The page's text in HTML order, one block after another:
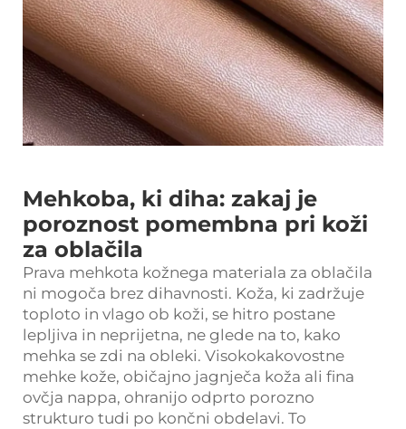
Mehkoba, ki diha: zakaj je
poroznost pomembna pri koži
za oblačila
Prava mehkota kožnega materiala za oblačila
ni mogoča brez dihavnosti. Koža, ki zadržuje
toploto in vlago ob koži, se hitro postane
lepljiva in neprijetna, ne glede na to, kako
mehka se zdi na obleki. Visokokakovostne
mehke kože, običajno jagnječa koža ali fina
ovčja nappa, ohranijo odprto porozno
strukturo tudi po končni obdelavi. To